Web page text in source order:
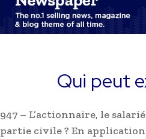
Qui peut
947 – L’actionnaire, le
partie civile ? En